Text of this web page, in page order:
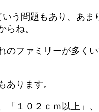
う問題もあり、あま
らね。
のファミリーが多く
あります。
「１０２ｃｍ以上」